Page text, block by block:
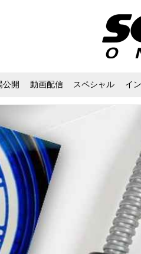
公開 動画配信 スペシャル イ